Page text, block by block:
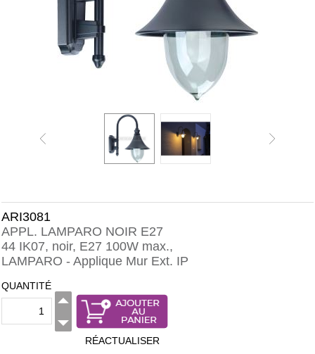
ARI3081
APPL. LAMPARO NOIR E27
44 IK07, noir, E27 100W max.,
LAMPARO - Applique Mur Ext. IP
QUANTITÉ
RÉACTUALISER